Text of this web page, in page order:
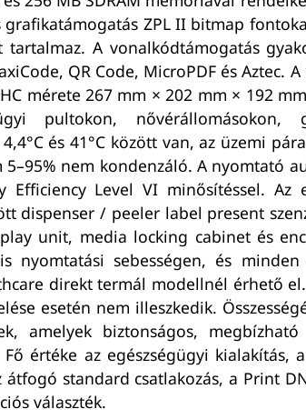
ZPL II bitmap
A vonalkódtámogatás
QR Code, MicroPDF és Aztec.
mérete 267 mm × 202 mm × 192
pultokon, nővérállomásokon,
és 41°C között van, az üzemi
nem kondenzáló. A nyomtató
Efficiency Level VI minősítéssel. Az
dispenser / peeler label present
unit, media locking cabinet és
sebességen, és minden
direkt termál modellnél érhető
esetén nem illeszkedik.
amelyek biztonságos,
értéke az egészségügyi kialakítás,
standard csatlakozás, a Print
választék.